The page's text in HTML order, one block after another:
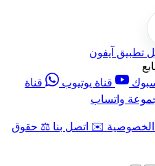
تطبيق آيفون
قناة يوتيوب
قناة
واتساب
✉️ اتصل بنا ⚖️ حقوق